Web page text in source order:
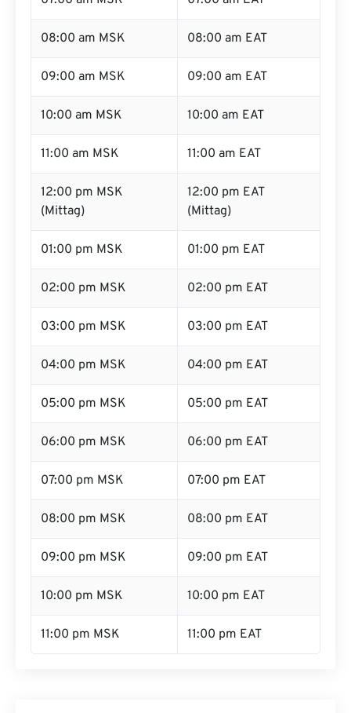
08:00 am MSK 08:00 am EAT
09:00 am MSK 09:00 am EAT
10:00 am MSK 10:00 am EAT
11:00 am MSK 11:00 am EAT
12:00 pm MSK
(Mittag)
12:00 pm EAT
(Mittag)
01:00 pm MSK 01:00 pm EAT
02:00 pm MSK 02:00 pm EAT
03:00 pm MSK 03:00 pm EAT
04:00 pm MSK 04:00 pm EAT
05:00 pm MSK 05:00 pm EAT
06:00 pm MSK 06:00 pm EAT
07:00 pm MSK 07:00 pm EAT
08:00 pm MSK 08:00 pm EAT
09:00 pm MSK 09:00 pm EAT
10:00 pm MSK 10:00 pm EAT
11:00 pm MSK 11:00 pm EAT